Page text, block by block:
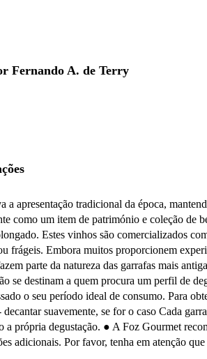
Fernando A. de Terry
a apresentação tradicional da época,
como um item de património e coleção de
Estes vinhos são comercializados
frágeis. Embora muitos proporcionem
parte da natureza das garrafas mais
se destinam a quem procura um perfil de
o seu período ideal de consumo. Para
decantar suavemente, se for o caso Cada
a própria degustação. ● A Foz Gourmet
adicionais. Por favor, tenha em atenção